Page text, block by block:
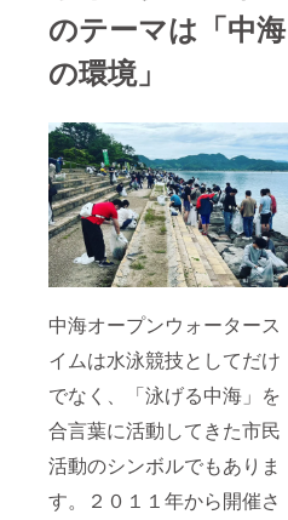
のテーマは「中海
の環境」
中海オープンウォータース
イムは水泳競技としてだけ
でなく、「泳げる中海」を
合言葉に活動してきた市民
活動のシンボルでもありま
す。２０１１年から開催さ